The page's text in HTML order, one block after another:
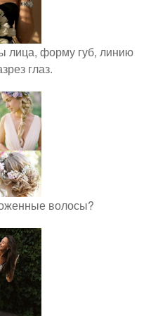
лица, форму губ, линию
глаз.
волосы?